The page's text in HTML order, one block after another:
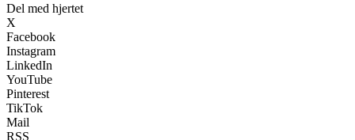
Del med hjertet
X
Facebook
Instagram
LinkedIn
YouTube
Pinterest
TikTok
Mail
RSS